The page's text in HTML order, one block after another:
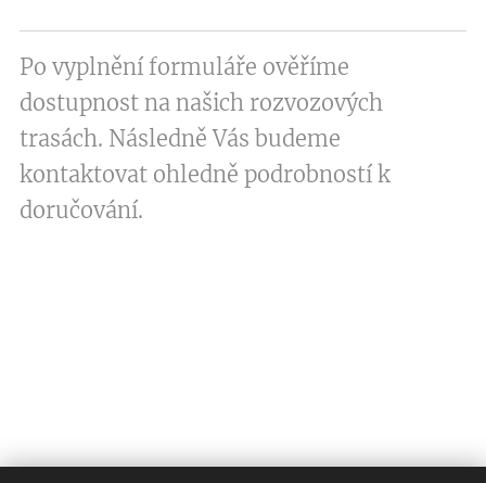
Po vyplnění formuláře ověříme
dostupnost na našich rozvozových
trasách. Následně Vás budeme
kontaktovat ohledně podrobností k
doručování.